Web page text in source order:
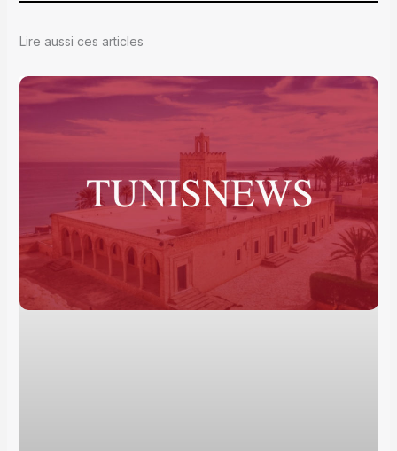
Lire aussi ces articles